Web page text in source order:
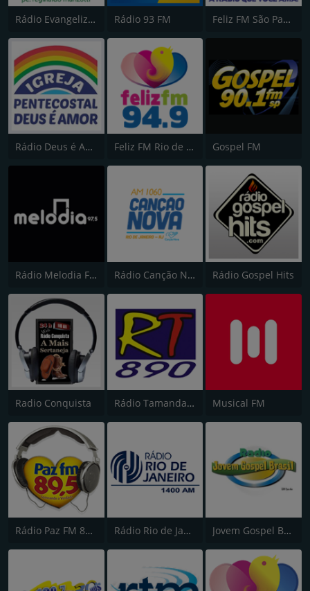
Rádio Evangelizar 1060 AM Rádio 93 FM Feliz FM São Paulo
Rádio Deus é Amor Feliz FM Rio de Janeiro Gospel FM
Rádio Melodia FM Rádio Canção Nova Rádio Gospel Hits
Radio Conquista Rádio Tamandaré Musical FM
Rádio Paz FM 89.5 Rádio Rio de Janeiro 1400 AM Jovem Gospel Brasil